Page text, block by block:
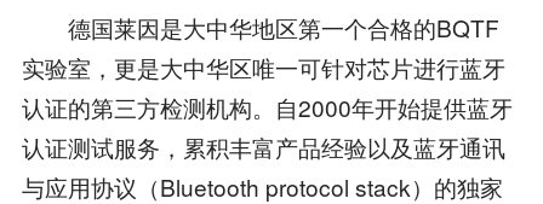
德国莱因是大中华地区第一个合格的BQTF
实验室，更是大中华区唯一可针对芯片进行蓝牙
认证的第三方检测机构。自2000年开始提供蓝牙
认证测试服务，累积丰富产品经验以及蓝牙通讯
与应用协议（Bluetooth protocol stack）的独家